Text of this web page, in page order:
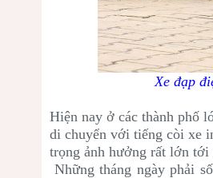
Xe đạp
Hiện nay ở các thành phố
di chuyển với tiếng còi xe
trọng ảnh hưởng rất lớn
Những tháng ngày phải